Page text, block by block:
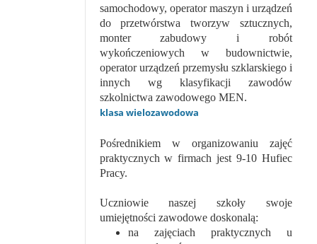
samochodowy, operator maszyn i urządzeń
do przetwórstwa tworzyw sztucznych,
monter zabudowy i robót
wykończeniowych w budownictwie,
operator urządzeń przemysłu szklarskiego i
innych wg klasyfikacji zawodów
szkolnictwa zawodowego MEN.
klasa wielozawodowa
Pośrednikiem w organizowaniu zajęć
praktycznych w firmach jest 9-10 Hufiec
Pracy.
Uczniowie naszej szkoły swoje
umiejętności zawodowe doskonalą:
na zajęciach praktycznych u